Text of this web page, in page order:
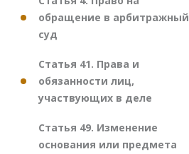
обращение в арбитражный
суд
Статья 41. Права и
обязанности лиц,
участвующих в деле
Статья 49. Изменение
основания или предмета